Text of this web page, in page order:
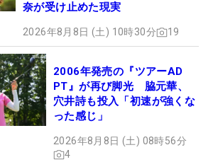
奈が受け止めた現実
2026年8月8日 (土) 10時30分 19
2006年発売の『ツアーAD
PT』が再び脚光 脇元華、
穴井詩も投入「初速が強くな
った感じ」
2026年8月8日 (土) 08時56分
4